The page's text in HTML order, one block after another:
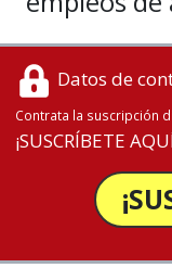
Datos de
Contrata la suscripción
¡SUSCRÍBETE